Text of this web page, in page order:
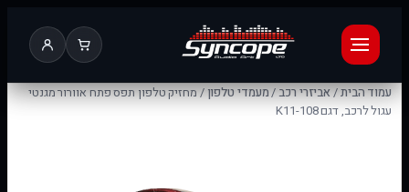
עמוד הבית/אביזרי רכב/מעמדי טלפון/ מחזיק טלפון תפס פתח אוורור מגנטי
עגול לרכב, דגם K11-108